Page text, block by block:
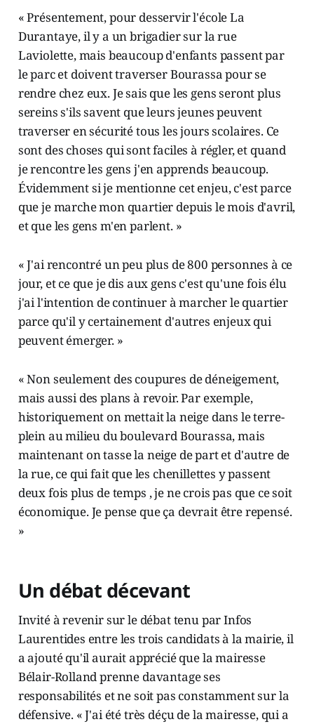
« Présentement, pour desservir l'école La
Durantaye, il y a un brigadier sur la rue
Laviolette, mais beaucoup d'enfants passent par
le parc et doivent traverser Bourassa pour se
rendre chez eux. Je sais que les gens seront plus
sereins s'ils savent que leurs jeunes peuvent
traverser en sécurité tous les jours scolaires. Ce
sont des choses qui sont faciles à régler, et quand
je rencontre les gens j'en apprends beaucoup.
Évidemment si je mentionne cet enjeu, c'est parce
que je marche mon quartier depuis le mois d'avril,
et que les gens m'en parlent. »
« J'ai rencontré un peu plus de 800 personnes à ce
jour, et ce que je dis aux gens c'est qu'une fois élu
j'ai l'intention de continuer à marcher le quartier
parce qu'il y certainement d'autres enjeux qui
peuvent émerger. »
« Non seulement des coupures de déneigement,
mais aussi des plans à revoir. Par exemple,
historiquement on mettait la neige dans le terre-
plein au milieu du boulevard Bourassa, mais
maintenant on tasse la neige de part et d'autre de
la rue, ce qui fait que les chenillettes y passent
deux fois plus de temps , je ne crois pas que ce soit
économique. Je pense que ça devrait être repensé.
»
Un débat décevant
Invité à revenir sur le débat tenu par Infos
Laurentides entre les trois candidats à la mairie, il
a ajouté qu'il aurait apprécié que la mairesse
Bélair-Rolland prenne davantage ses
responsabilités et ne soit pas constamment sur la
défensive. « J'ai été très déçu de la mairesse, qui a